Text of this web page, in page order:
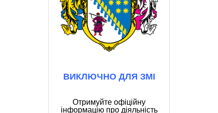
ВИКЛЮЧНО ДЛЯ ЗМІ
Отримуйте офіційну
інформацію про діяльність